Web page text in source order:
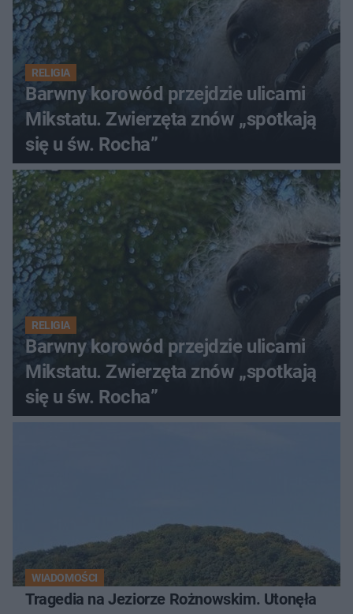
RELIGIA
Barwny korowód przejdzie ulicami
Mikstatu. Zwierzęta znów „spotkają
się u św. Rocha”
RELIGIA
Barwny korowód przejdzie ulicami
Mikstatu. Zwierzęta znów „spotkają
się u św. Rocha”
WIADOMOŚCI
Tragedia na Jeziorze Rożnowskim. Utonęła